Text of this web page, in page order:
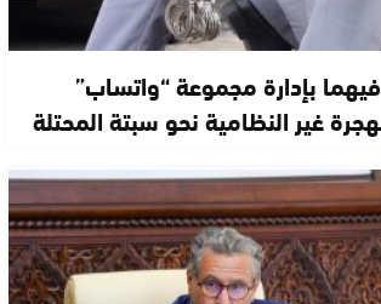
بإدارة مجموعة “واتساب”
غير النظامية نحو سبتة المحتلة